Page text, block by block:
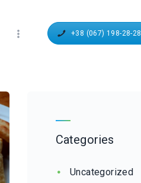
+38 (067) 198-28-28
Categories
Uncategorized